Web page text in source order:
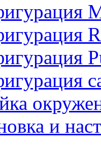
и